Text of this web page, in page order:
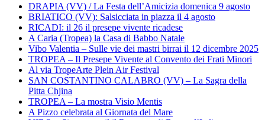
DRAPIA (VV) / La Festa dell’Amicizia domenica 9 agosto
BRIATICO (VV): Salsicciata in piazza il 4 agosto
RICADI: il 26 il presepe vivente ricadese
A Caria (Tropea) la Casa di Babbo Natale
Vibo Valentia – Sulle vie dei mastri birrai il 12 dicembre 2025
TROPEA – Il Presepe Vivente al Convento dei Frati Minori
Al via TropeArte Plein Air Festival
SAN COSTANTINO CALABRO (VV) – La Sagra della
Pitta Chjina
TROPEA – La mostra Visio Mentis
A Pizzo celebrata al Giornata del Mare